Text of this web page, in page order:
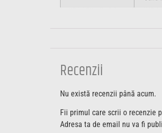
Recenzii
Nu există recenzii până acum.
Fii primul care scrii o recenzie
Adresa ta de email nu va fi